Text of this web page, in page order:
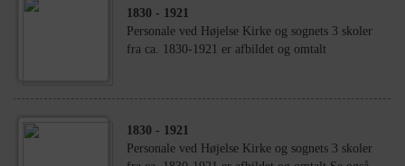
1830 - 1921
Personale ved Højelse Kirke og sognets 3 skoler
fra ca. 1830-1921 er afbildet og omtalt
1830 - 1921
Personale ved Højelse Kirke og sognets 3 skoler